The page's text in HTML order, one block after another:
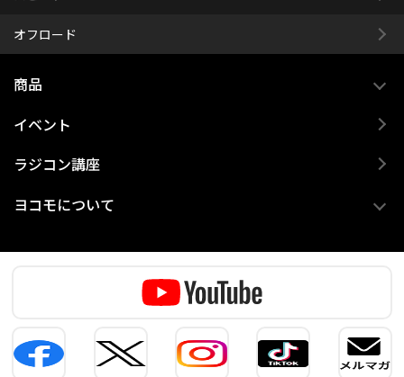
オフロード
商品
イベント
ラジコン講座
ヨコモについて